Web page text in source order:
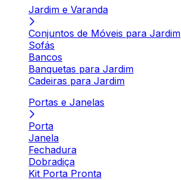
Jardim e Varanda
Conjuntos de Móveis para Jardim
Sofás
Bancos
Banquetas para Jardim
Cadeiras para Jardim
Portas e Janelas
Porta
Janela
Fechadura
Dobradiça
Kit Porta Pronta